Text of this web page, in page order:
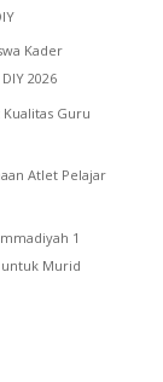
Kader
2026
Guru
Atlet Pelajar
1
untuk Murid